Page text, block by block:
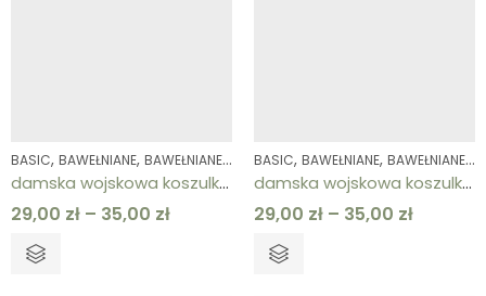
BASIC, BAWEŁNIANE, BAWEŁNIANE,KOLEKCJE, KOSZULKI,KOSZULKI,ODZIEŻ
damska wojskowa koszulka bawełniana granatowa
29,00 zł – 35,00 zł
BASIC, BAWEŁNIANE, BAWEŁNIANE,
damska wojskowa koszulka bawełniana khaki
29,00 zł – 35,00 zł